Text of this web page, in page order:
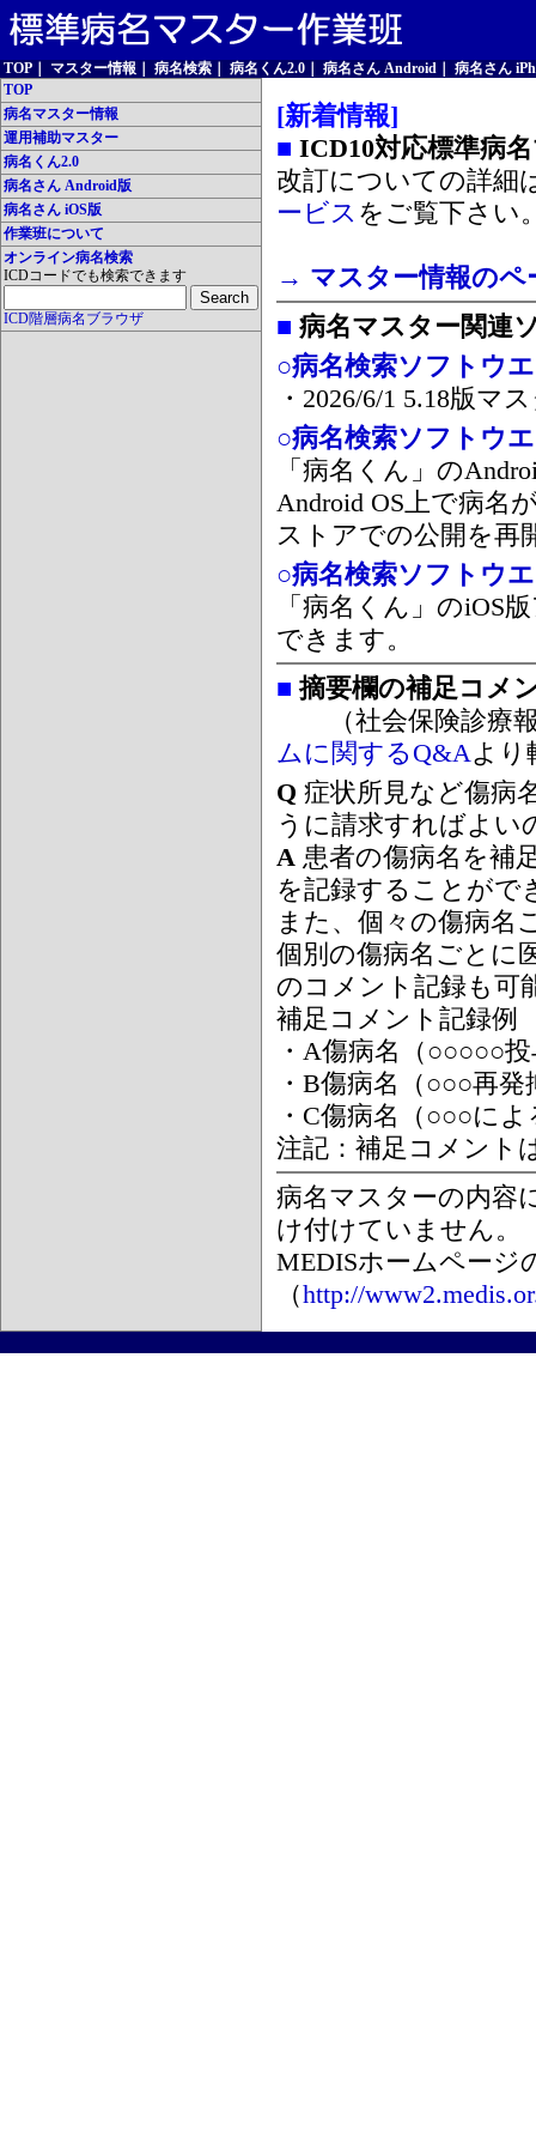
TOP マスター情報 病名検索 病名くん2.0 病名さん Android
病名さん
TOP
病名マスター情報
運用補助マスター
病名くん2.0
病名さん Android版
病名さん iOS版
作業班について
オンライン病名検索
ICDコードでも検索できます
ICD階層病名ブラウザ
[新着情報]
■ ICD10対応標準病
改訂についての詳細
ービス をご覧下さい
→ マスター情報のペ
■ 病名マスター関連
○病名検索ソフトウ
・2026/6/1 5.18版マ
○病名検索ソフトウ
「病名くん」の
Android OS上で病名
ストアでの公開を再
○病名検索ソフトウ
「病名くん」のiOS
できます。
■ 摘要欄の補足コメ
（社会保険診療報
ムに関するQ&Aより
Q 症状所見など傷病
うに請求すればよい
A 患者の傷病名を補
を記録することがで
また、個々の傷病名
個別の傷病名ごとに
のコメント記録も可
補足コメント記録例
・A傷病名（○○○○○
・B傷病名（○○○再
・C傷病名（○○○に
注記：補足コメント
病名マスターの内容
け付けていません。
MEDISホームページ
（http://